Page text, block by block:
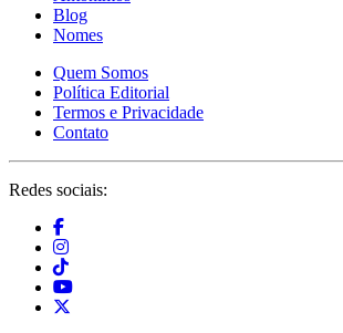
Blog
Nomes
Quem Somos
Política Editorial
Termos e Privacidade
Contato
Redes sociais: